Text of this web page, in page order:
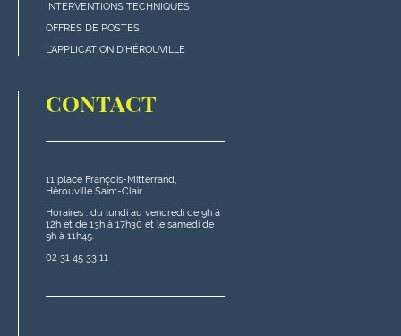
bas
de
page
INTERVENTIONS TECHNIQUES
OFFRES DE POSTES
L'APPLICATION D'HÉROUVILLE
CONTACT
11 place François-Mitterrand,
Hérouville Saint-Clair
Horaires : du lundi au vendredi de 9h à
12h et de 13h à 17h30 et le samedi de
9h à 11h45.
02 31 45 33 11